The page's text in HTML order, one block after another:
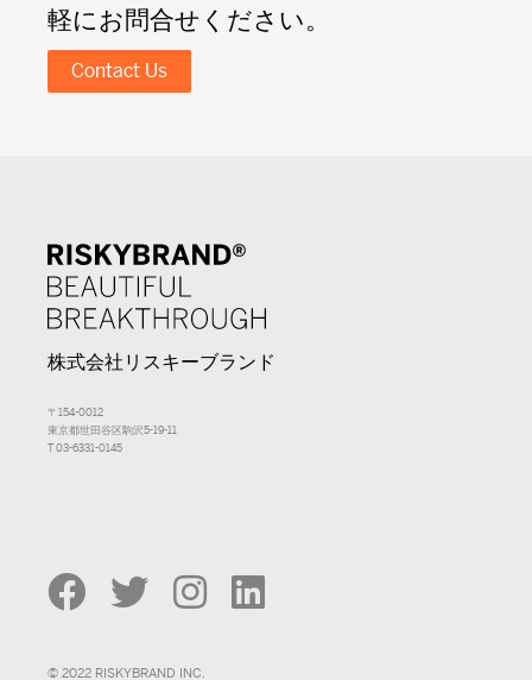
軽にお問合せください。
Contact Us
株式会社リスキーブランド
〒154-0012
東京都世田谷区駒沢5-19-11
T 03-6331-0145
© 2022 RISKYBRAND INC.